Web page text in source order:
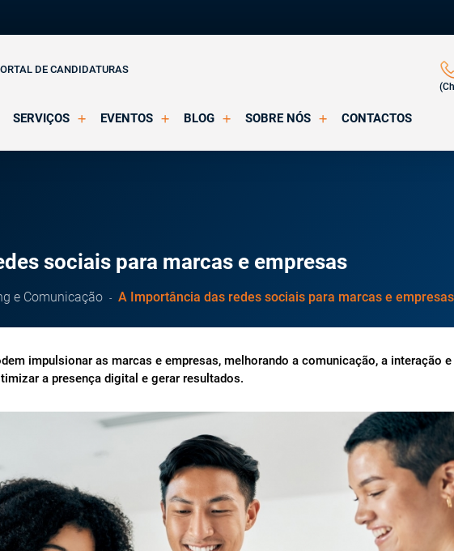
DE CANDIDATURAS
SERVIÇOS EVENTOS BLOG SOBRE NÓS CONTACTOS
sociais para marcas e empresas
e Comunicação A Importância das redes sociais para marcas e empresas
impulsionar as marcas e empresas, melhorando a comunicação, a interação e
a presença digital e gerar resultados.